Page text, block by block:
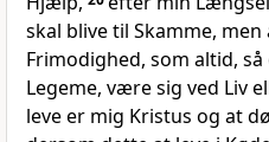
skal blive til Skamme,
Frimodighed, som altid,
Legeme, være sig ved Liv
leve er mig Kristus og at